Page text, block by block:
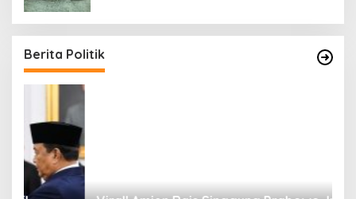
Berita Politik